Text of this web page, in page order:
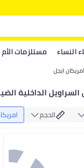
النساء مستلزمات
امريكان ايجل
السراويل الداخلية
الحجم